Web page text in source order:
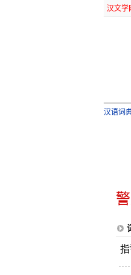
汉文学
汉语词
指